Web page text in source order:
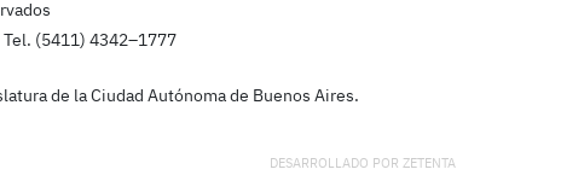
Tel. (5411) 4342–1777
de la Ciudad Autónoma de Buenos Aires.
DESARROLLADO POR ZETENTA